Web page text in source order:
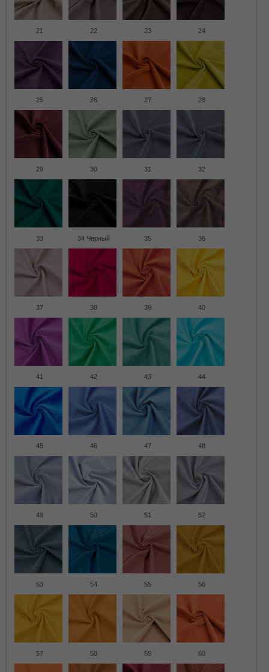
21 22 23 24
25 26 27 28
29 30 31 32
33 34 Черный 35 36
37 38 39 40
41 42 43 44
45 46 47 48
49 50 51 52
53 54 55 56
57 58 59 60